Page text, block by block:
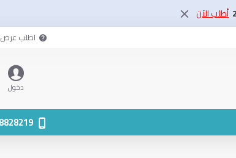
أطلب الآن
اطلب
دخول